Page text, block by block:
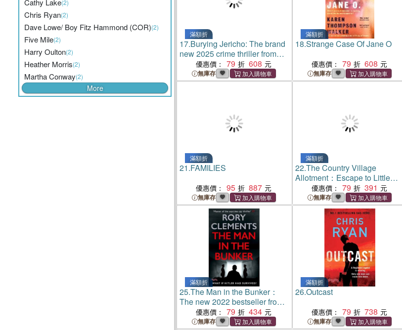
Cathy Lake(2)
Chris Ryan(2)
Dave Lowe/ Boy Fitz Hammond (COR)(2)
Five Mile(2)
Harry Oulton(2)
Heather Morris(2)
Martha Conway(2)
More
滿額折
17.Burying Jericho: The brand
new 2025 crime thriller from
the award-winning author of
KILLING JERICHO
優惠價： 79 608
無庫存
滿額折
18.Strange Case Of Jane O
優惠價： 79 608
無庫存
滿額折
21.FAMILIES
優惠價： 95 887
無庫存
滿額折
22.The Country Village
Allotment：Escape to Little
Bramble in this feel-good,
heartwarming summer read
優惠價： 79 391
無庫存
滿額折
25.The Man in the Bunker：
The new 2022 bestseller from
the master of the wartime spy
thriller
優惠價： 79 434
無庫存
滿額折
26.Outcast
優惠價： 79 738
無庫存